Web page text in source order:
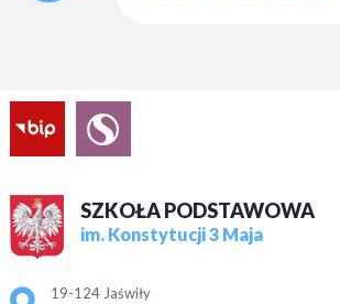
SZKOŁA PODSTAWOWA
im. Konstytucji 3 Maja
Adres pocztowy:
19-124 Jaświły